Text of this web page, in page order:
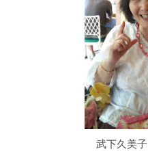
武下久美子